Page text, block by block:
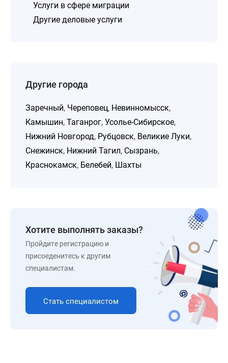
Услуги в сфере миграции
Другие деловые услуги
Другие города
Заречный, Череповец, Невинномысск,
Камышин, Таганрог, Усолье-Сибирское,
Нижний Новгород, Рубцовск, Великие Луки,
Снежинск, Нижний Тагил, Сызрань,
Краснокамск, Белебей, Шахты
Хотите выполнять заказы?
Пройдите регистрацию и
присоеденитесь к другим
специалистам.
Стать специалистом